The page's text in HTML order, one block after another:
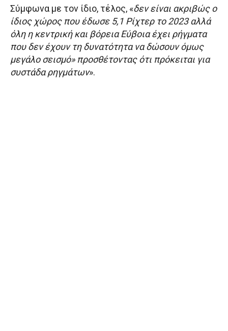
Σύμφωνα με τον ίδιο, τέλος, «δεν είναι ακριβώς ο
ίδιος χώρος που έδωσε 5,1 Ρίχτερ το 2023 αλλά
όλη η κεντρική και βόρεια Εύβοια έχει ρήγματα
που δεν έχουν τη δυνατότητα να δώσουν όμως
μεγάλο σεισμό» προσθέτοντας ότι πρόκειται για
συστάδα ρηγμάτων».